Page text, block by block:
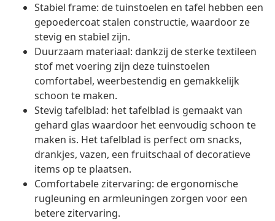
Stabiel frame: de tuinstoelen en tafel hebben een
gepoedercoat stalen constructie, waardoor ze
stevig en stabiel zijn.
Duurzaam materiaal: dankzij de sterke textileen
stof met voering zijn deze tuinstoelen
comfortabel, weerbestendig en gemakkelijk
schoon te maken.
Stevig tafelblad: het tafelblad is gemaakt van
gehard glas waardoor het eenvoudig schoon te
maken is. Het tafelblad is perfect om snacks,
drankjes, vazen, een fruitschaal of decoratieve
items op te plaatsen.
Comfortabele zitervaring: de ergonomische
rugleuning en armleuningen zorgen voor een
betere zitervaring.